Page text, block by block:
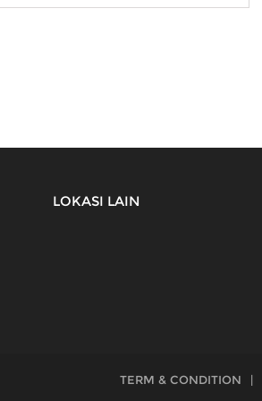
LOKASI LAIN
TERM & CONDITION |